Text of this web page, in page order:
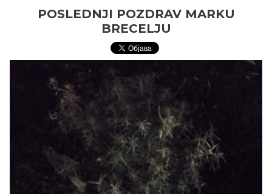
POSLEDNJI POZDRAV MARKU
BRECELJU